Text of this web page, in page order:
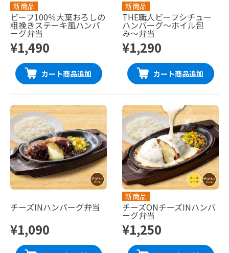
新商品
ビーフ100％大葉おろしの
粗挽きステーキ風ハンバ
ーグ弁当
¥1,490
カート商品追加
新商品
THE職人ビーフシチュー
ハンバーグ〜ホイル包
み〜弁当
¥1,290
カート商品追加
チーズINハンバーグ弁当
¥1,090
新商品
チーズONチーズINハンバ
ーグ弁当
¥1,250